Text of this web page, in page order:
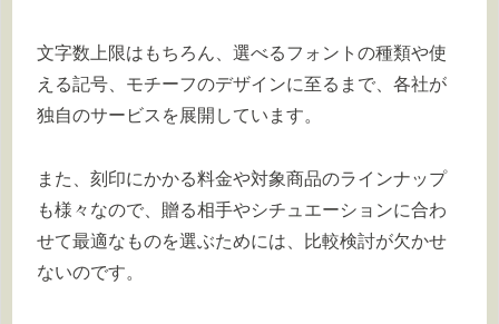
文字数上限はもちろん、選べるフォントの種類や使
える記号、モチーフのデザインに至るまで、各社が
独自のサービスを展開しています。
また、刻印にかかる料金や対象商品のラインナップ
も様々なので、贈る相手やシチュエーションに合わ
せて最適なものを選ぶためには、比較検討が欠かせ
ないのです。